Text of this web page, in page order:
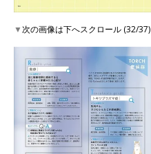
▼次の画像は下へスクロール (32/37)